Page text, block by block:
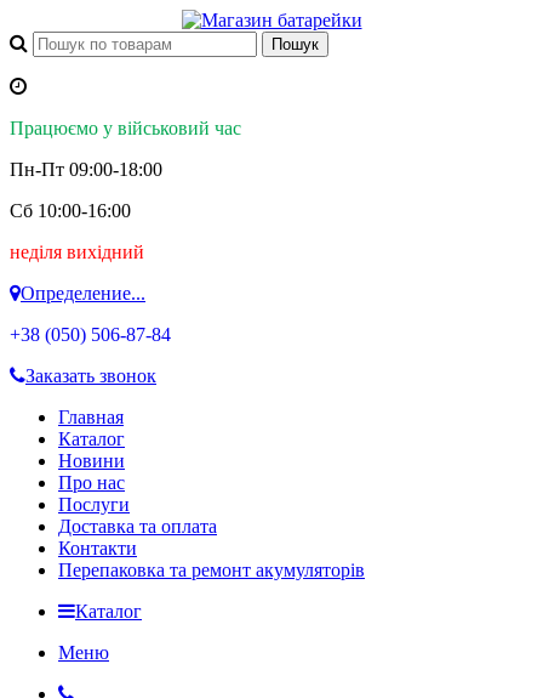
Працюємо у військовий час
Пн-Пт 09:00-18:00
Сб 10:00-16:00
неділя вихідний
Определение...
+38 (050) 506-87-84
Заказать звонок
Главная
Каталог
Новини
Про нас
Послуги
Доставка та оплата
Контакти
Перепаковка та ремонт акумуляторів
Каталог
Меню